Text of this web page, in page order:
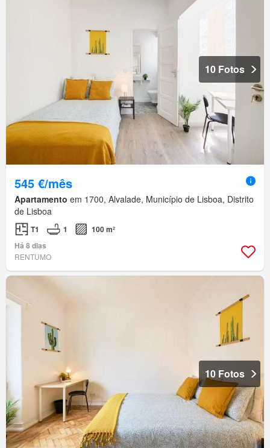
10 Fotos
545 €/mês
Apartamento em 1700, Alvalade, Município de Lisboa, Distrito
de Lisboa
T1 1
100 m²
Há 8 dias
RENTUMO
10 Fotos